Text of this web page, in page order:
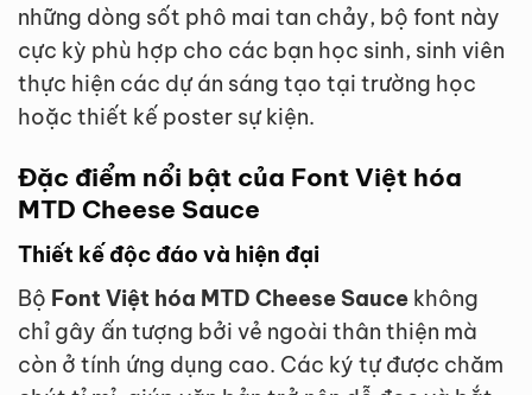
những dòng sốt phô mai tan chảy, bộ font này
cực kỳ phù hợp cho các bạn học sinh, sinh viên
thực hiện các dự án sáng tạo tại trường học
hoặc thiết kế poster sự kiện.
Đặc điểm nổi bật của Font Việt hóa
MTD Cheese Sauce
Thiết kế độc đáo và hiện đại
Bộ Font Việt hóa MTD Cheese Sauce không
chỉ gây ấn tượng bởi vẻ ngoài thân thiện mà
còn ở tính ứng dụng cao. Các ký tự được chăm